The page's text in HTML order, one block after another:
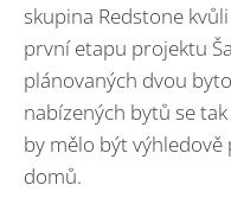
skupina Redstone
první etapu projektu
plánovaných dvou
nabízených bytů se
by mělo být
domů.